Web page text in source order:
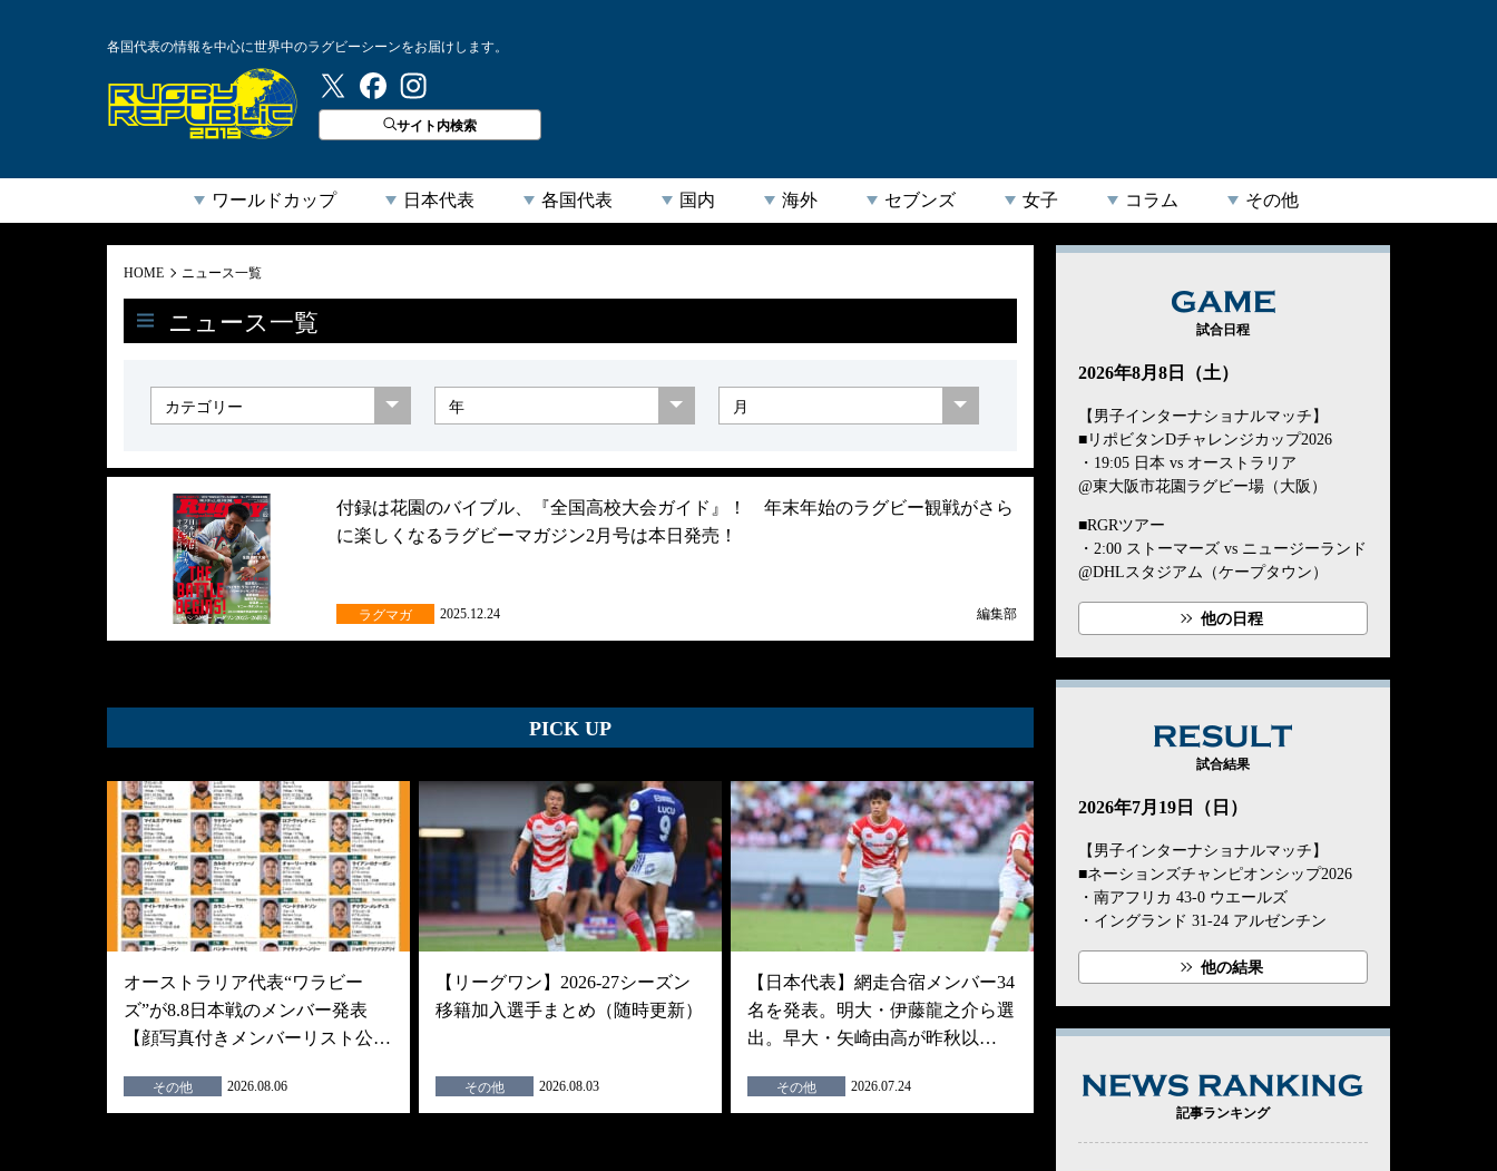
各国代表の情報を中心に世界中のラグビーシーンをお届けします。
ラグビーリパブリック
サイト内検索
ワールドカップ 日本代表 各国代表 国内 海外 セブンズ 女子 コラム その他
HOME ニュース一覧
ニュース一覧
付録は花園のバイブル、『全国高校大会ガイド』！ 年末年始のラグビー観戦がさら
に楽しくなるラグビーマガジン2月号は本日発売！
ラグマガ 2025.12.24 編集部
PICK UP
オーストラリア代表“ワラビー
ズ”が8.8日本戦のメンバー発表
【顔写真付きメンバーリスト公…
その他 2026.08.06
【リーグワン】2026-27シーズン
移籍加入選手まとめ（随時更新）
その他 2026.08.03
【日本代表】網走合宿メンバー34
名を発表。明大・伊藤龍之介ら選
出。早大・矢崎由高が昨秋以…
その他 2026.07.24
GAME
試合日程
2026年8月8日（土）
【男子インターナショナルマッチ】
■リポビタンDチャレンジカップ2026
・19:05 日本 vs オーストラリア
@東大阪市花園ラグビー場（大阪）
■RGRツアー
・2:00 ストーマーズ vs ニュージーランド
@DHLスタジアム（ケープタウン）
他の日程
試合結果
2026年7月19日（日）
【男子インターナショナルマッチ】
■ネーションズチャンピオンシップ2026
・南アフリカ 43-0 ウエールズ
・イングランド 31-24 アルゼンチン
他の結果
記事ランキング